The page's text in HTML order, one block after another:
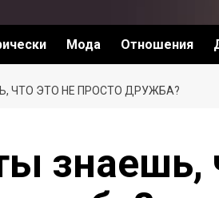
Мода Отношения
ЧТО ЭТО НЕ ПРОСТО ДРУЖБА?
знаешь,